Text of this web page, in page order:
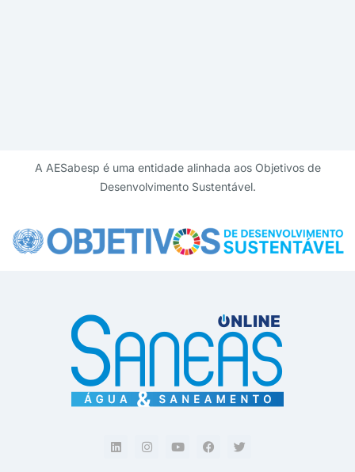
A AESabesp é uma entidade alinhada aos Objetivos de
Desenvolvimento Sustentável.